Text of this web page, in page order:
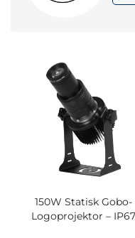
150W Statisk Gobo-
Logoprojektor – IP67